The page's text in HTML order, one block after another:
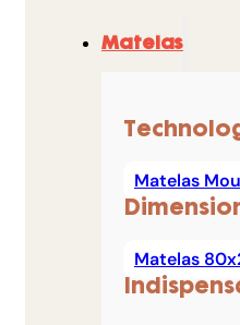
Matelas
Matelas
Matelas